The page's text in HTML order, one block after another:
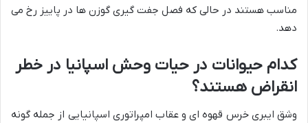
مناسب هستند در حالی که فصل جفت گیری گوزن ها در پاییز رخ می
دهد.
کدام حیوانات در حیات وحش اسپانیا در خطر
انقراض هستند؟
وشق ایبری خرس قهوه ای و عقاب امپراتوری اسپانیایی از جمله گونه